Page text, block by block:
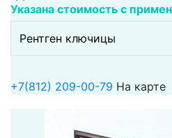
Указана стоимость с
Рентген ключицы
+7(812) 209-00-79 На карте